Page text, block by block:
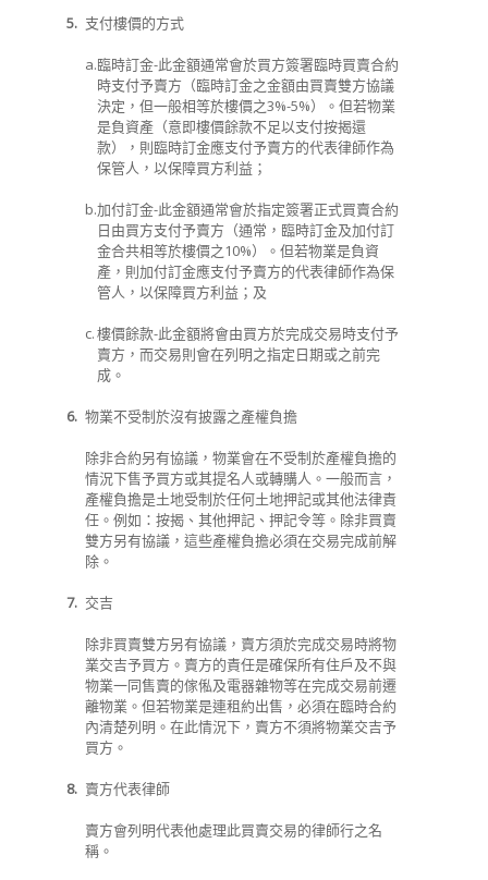
5. 支付樓價的方式
a.臨時訂金-此金額通常會於買方簽署臨時買賣合約
時支付予賣方（臨時訂金之金額由買賣雙方協議
決定，但一般相等於樓價之3%-5%）。但若物業
是負資產（意即樓價餘款不足以支付按揭還
款），則臨時訂金應支付予賣方的代表律師作為
保管人，以保障買方利益；
b.加付訂金-此金額通常會於指定簽署正式買賣合約
日由買方支付予賣方（通常，臨時訂金及加付訂
金合共相等於樓價之10%）。但若物業是負資
產，則加付訂金應支付予賣方的代表律師作為保
管人，以保障買方利益；及
c.樓價餘款-此金額將會由買方於完成交易時支付予
賣方，而交易則會在列明之指定日期或之前完
成。
6. 物業不受制於沒有披露之產權負擔
除非合約另有協議，物業會在不受制於產權負擔的
情況下售予買方或其提名人或轉購人。一般而言，
產權負擔是土地受制於任何土地押記或其他法律責
任。例如：按揭、其他押記、押記令等。除非買賣
雙方另有協議，這些產權負擔必須在交易完成前解
除。
7. 交吉
除非買賣雙方另有協議，賣方須於完成交易時將物
業交吉予買方。賣方的責任是確保所有住戶及不與
物業一同售賣的傢俬及電器雜物等在完成交易前遷
離物業。但若物業是連租約出售，必須在臨時合約
內清楚列明。在此情況下，賣方不須將物業交吉予
買方。
8. 賣方代表律師
賣方會列明代表他處理此買賣交易的律師行之名
稱。